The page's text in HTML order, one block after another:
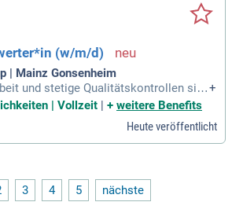
(w/m/d)
| Mainz Gonsenheim
und stetige Qualitätskontrollen sich
unserer Kunden und den hohen Sta
Serviceberater*in, Kfz
+
| Vollzeit
+ weitere Benefits
Heute veröffentlicht
3 4 5 nächste